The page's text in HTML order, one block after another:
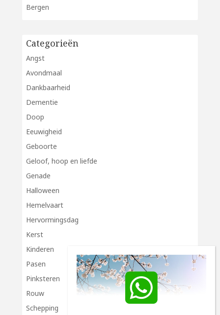
Bergen
Categorieën
Angst
Avondmaal
Dankbaarheid
Dementie
Doop
Eeuwigheid
Geboorte
Geloof, hoop en liefde
Genade
Halloween
Hemelvaart
Hervormingsdag
Kerst
Kinderen
Pasen
Pinksteren
Rouw
Schepping